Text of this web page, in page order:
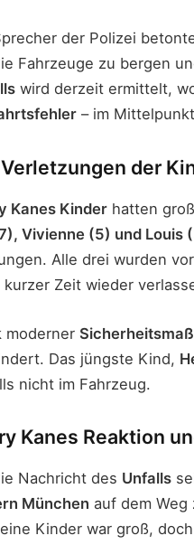
der Polizei
Fahrzeuge zu bergen
wird derzeit ermittelt,
– im
der
Kanes Kinder hatten
Vivienne (5) und Louis
Alle drei wurden
kurzer Zeit wieder
moderner
Das jüngste Kind,
nicht im Fahrzeug.
Kanes Reaktion
Nachricht des Unfalls
München auf dem
Kinder war groß,